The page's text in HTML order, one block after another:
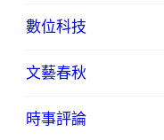
數位科技
文藝春秋
時事評論